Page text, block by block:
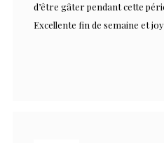
d’être gâter pendant cette
Excellente fin de semaine et